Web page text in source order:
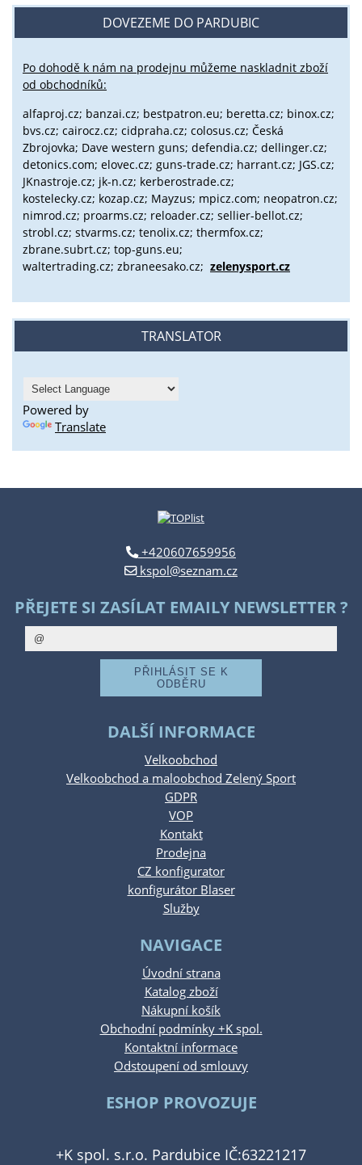
DOVEZEME DO PARDUBIC
Po dohodě k nám na prodejnu můžeme naskladnit zboží
od obchodníků:
alfaproj.cz; banzai.cz; bestpatron.eu; beretta.cz; binox.cz;
bvs.cz; cairocz.cz; cidpraha.cz; colosus.cz; Česká
Zbrojovka; Dave western guns; defendia.cz; dellinger.cz;
detonics.com; elovec.cz; guns-trade.cz; harrant.cz; JGS.cz;
JKnastroje.cz; jk-n.cz; kerberostrade.cz;
kostelecky.cz; kozap.cz; Mayzus; mpicz.com; neopatron.cz;
nimrod.cz; proarms.cz; reloader.cz; sellier-bellot.cz;
strobl.cz; stvarms.cz; tenolix.cz; thermfox.cz;
zbrane.subrt.cz; top-guns.eu;
waltertrading.cz; zbraneesako.cz; zelenysport.cz
TRANSLATOR
Powered by
Translate
+420607659956
kspol@seznam.cz
PŘEJETE SI ZASÍLAT EMAILY NEWSLETTER ?
DALŠÍ INFORMACE
Velkoobchod
Velkoobchod a maloobchod Zelený Sport
GDPR
VOP
Kontakt
Prodejna
CZ konfigurator
konfigurátor Blaser
Služby
NAVIGACE
Úvodní strana
Katalog zboží
Nákupní košík
Obchodní podmínky +K spol.
Kontaktní informace
Odstoupení od smlouvy
ESHOP PROVOZUJE
+K spol. s.r.o. Pardubice IČ:63221217